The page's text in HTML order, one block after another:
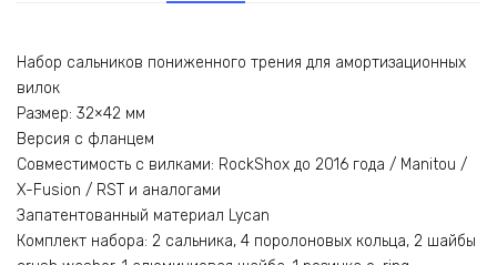
Набор сальников пониженного трения для амортизационных
вилок
Размер: 32×42 мм
Версия c фланцем
Совместимость с вилками: RockShox до 2016 года / Manitou /
X-Fusion / RST и аналогами
Запатентованный материал Lycan
Комплект набора: 2 сальника, 4 поролоновых кольца, 2 шайбы